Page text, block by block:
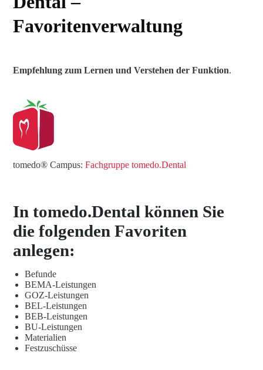
Favoritenverwaltung
Empfehlung zum Lernen und Verstehen der Funktion.
tomedo® Campus: Fachgruppe tomedo.Dental
In tomedo.Dental können Sie
die folgenden Favoriten
anlegen:
Befunde
BEMA-Leistungen
GOZ-Leistungen
BEL-Leistungen
BEB-Leistungen
BU-Leistungen
Materialien
Festzuschüsse